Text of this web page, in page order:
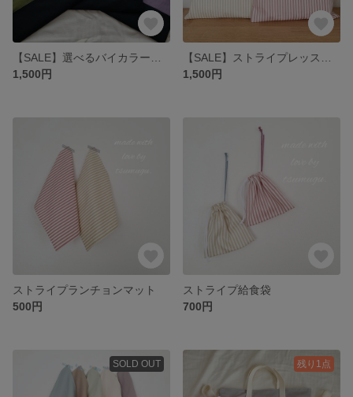
1,500円
1,500円
ストライプランチョンマット
500円
ストライプ給食袋
700円
SOLD OUT 残り1点